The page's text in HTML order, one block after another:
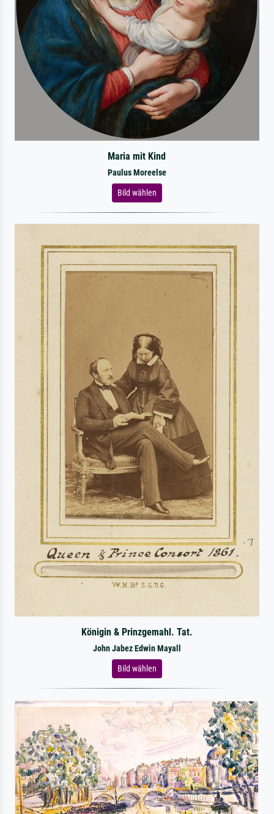
Maria mit Kind
Paulus Moreelse
Bild wählen
Königin & Prinzgemahl. Tat.
John Jabez Edwin Mayall
Bild wählen